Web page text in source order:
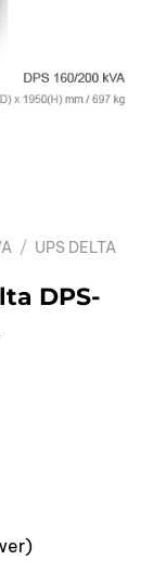
/ UPS DELTA
DPS-